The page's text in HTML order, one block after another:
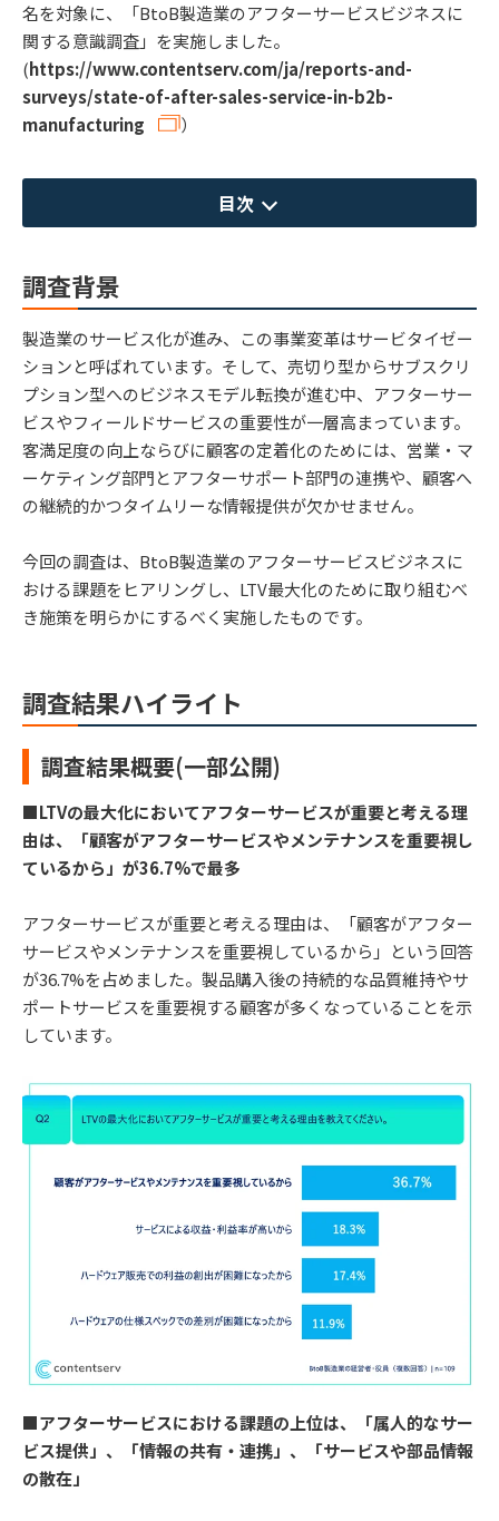
名を対象に、「BtoB製造業のアフターサービスビジネスに
関する意識調査」を実施しました。
(https://www.contentserv.com/ja/reports-and-
surveys/state-of-after-sales-service-in-b2b-
manufacturing
）
目次
調査背景
製造業のサービス化が進み、この事業変革はサービタイゼー
ションと呼ばれています。そして、売切り型からサブスクリ
プション型へのビジネスモデル転換が進む中、アフターサー
ビスやフィールドサービスの重要性が一層高まっています。
客満足度の向上ならびに顧客の定着化のためには、営業・マ
ーケティング部門とアフターサポート部門の連携や、顧客へ
の継続的かつタイムリーな情報提供が欠かせません。
今回の調査は、BtoB製造業のアフターサービスビジネスに
おける課題をヒアリングし、LTV最大化のために取り組むべ
き施策を明らかにするべく実施したものです。
調査結果ハイライト
調査結果概要(一部公開)
■LTVの最大化においてアフターサービスが重要と考える理
由は、「顧客がアフターサービスやメンテナンスを重要視し
ているから」が36.7%で最多
アフターサービスが重要と考える理由は、「顧客がアフター
サービスやメンテナンスを重要視しているから」という回答
が36.7%を占めました。製品購入後の持続的な品質維持やサ
ポートサービスを重要視する顧客が多くなっていることを示
しています。
■アフターサービスにおける課題の上位は、「属人的なサー
ビス提供」、「情報の共有・連携」、「サービスや部品情報
の散在」